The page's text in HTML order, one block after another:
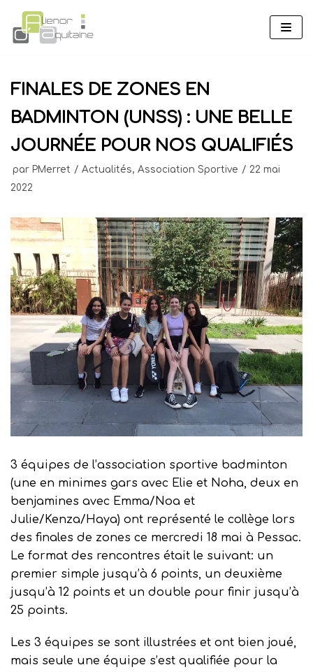
Aller
au
FINALES DE ZONES EN
BADMINTON (UNSS) : UNE BELLE
JOURNÉE POUR NOS QUALIFIÉS
par PMerret Actualités, Association Sportive
22 mai
2022
3 équipes de l’association sportive badminton
(une en minimes gars avec Elie et Noha, deux en
benjamines avec Emma/Noa et
Julie/Kenza/Haya) ont représenté le collège lors
des finales de zones ce mercredi 18 mai à Pessac.
Le format des rencontres était le suivant: un
premier simple jusqu’à 6 points, un deuxième
jusqu’à 12 points et un double pour finir jusqu’à
25 points.
Les 3 équipes se sont illustrées et ont bien joué,
mais seule une équipe s’est qualifiée pour la